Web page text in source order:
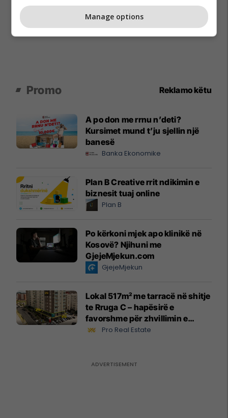
Promo Reklamo këtu
A po don me rrnu n’deti?
Kursimet mund t’ju sjellin një
banesë
Banka Ekonomike
Plan B Creative rrit ndikimin e
biznesit tuaj online
Plan B
Po kërkoni mjek apo klinikë në
Kosovë? Njihuni me
GjejeMjekun.com
GjejeMjekun
Lokal 517m² me tarracë në shitje
te Rruga C – hapësirë e
favorshme për zhvillimin e
biznesit #15796
Pro Real Estate
Manage options